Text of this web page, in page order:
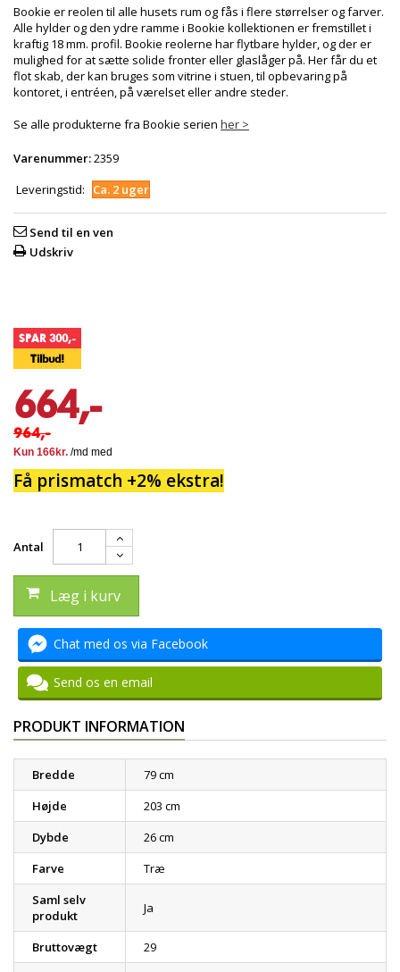
Bookie er reolen til alle husets rum og fås i flere størrelser og farver.
Alle hylder og den ydre ramme i Bookie kollektionen er fremstillet i
kraftig 18 mm. profil. Bookie reolerne har flytbare hylder, og der er
mulighed for at sætte solide fronter eller glaslåger på. Her får du et
flot skab, der kan bruges som vitrine i stuen, til opbevaring på
kontoret, i entréen, på værelset eller andre steder.
Se alle produkterne fra Bookie serien her >
Varenummer:2359
Leveringstid:
Ca. 2 uger
Send til en ven
Udskriv
SPAR 300,-
Tilbud!
664,-
964,-
Få prismatch +2% ekstra!
Antal
Læg i kurv
Chat med os via Facebook
Send os en email
PRODUKT INFORMATION
Bredde
79 cm
Højde
203 cm
Dybde
26 cm
Farve
Træ
Saml selv
produkt
Ja
Bruttovægt
29